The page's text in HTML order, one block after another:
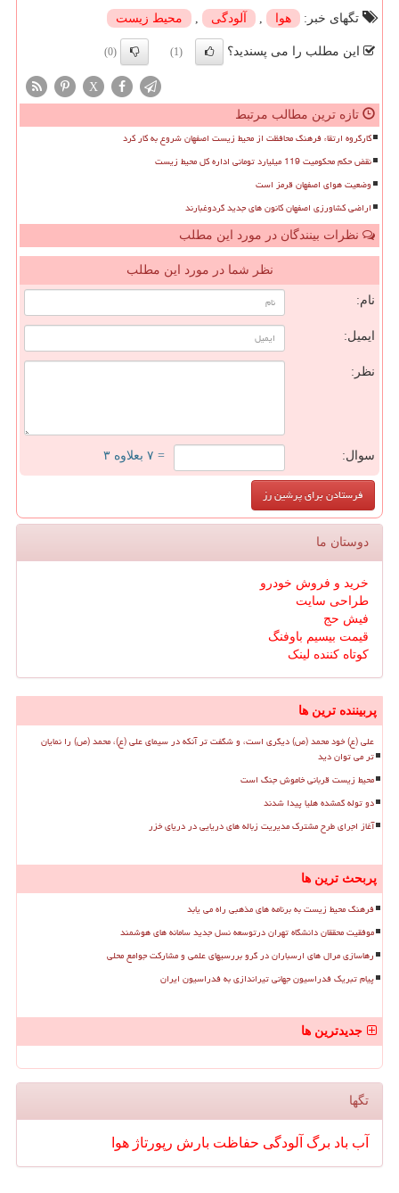
تگهای خبر:
هوا , آلودگی , محیط زیست
این مطلب را می پسندید؟ (1)
(0)
X
تازه ترین مطالب مرتبط
کارگروه ارتقاء فرهنگ محافظت از محیط زیست اصفهان شروع به کار کرد
نقض حکم محکومیت 119 میلیارد تومانی اداره کل محیط زیست
وضعیت هوای اصفهان قرمز است
اراضی کشاورزی اصفهان کانون های جدید گردوغبارند
نظرات بینندگان در مورد این مطلب
نظر شما در مورد این مطلب
نام:
ایمیل:
نظر:
سوال: = ۷ بعلاوه ۳
دوستان ما
خرید و فروش خودرو
طراحی سایت
فیش حج
قیمت بیسیم باوفنگ
کوتاه کننده لینک
پربیننده ترین ها
علی (ع) خود محمد (ص) دیگری است، و شگفت تر آنکه در سیمای علی (ع)، محمد (ص) را نمایان
تر می توان دید
محیط زیست قربانی خاموش جنگ است
دو توله گمشده هلیا پیدا شدند
آغاز اجرای طرح مشترک مدیریت زباله های دریایی در دریای خزر
پربحث ترین ها
فرهنگ محیط زیست به برنامه های مذهبی راه می یابد
موفقیت محققان دانشگاه تهران درتوسعه نسل جدید سامانه های هوشمند
رهاسازی مرال های ارسباران در گرو بررسیهای علمی و مشارکت جوامع محلی
پیام تبریک فدراسیون جهانی تیراندازی به فدراسیون ایران
جدیدترین ها
تگها
آب باد برگ آلودگی حفاظت بارش رپورتاژ هوا